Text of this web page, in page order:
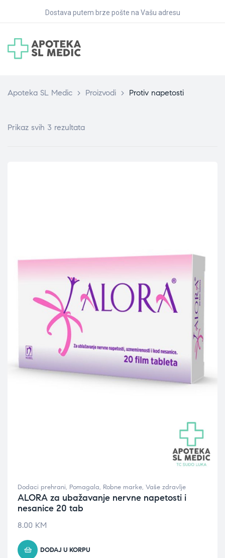
Dostava putem brze pošte na Vašu adresu
Apoteka SL Medic > Proizvodi > Protiv napetosti
Prikaz svih 3 rezultata
Dodaci prehrani, Pomagala, Robne marke, Vaše zdravlje
ALORA za ubažavanje nervne napetosti i
nesanice 20 tab
8.00 KM
DODAJ U KORPU